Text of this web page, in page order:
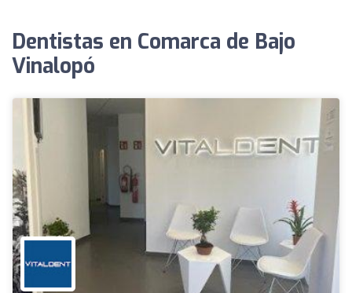
Dentistas en Comarca de Bajo
Vinalopó